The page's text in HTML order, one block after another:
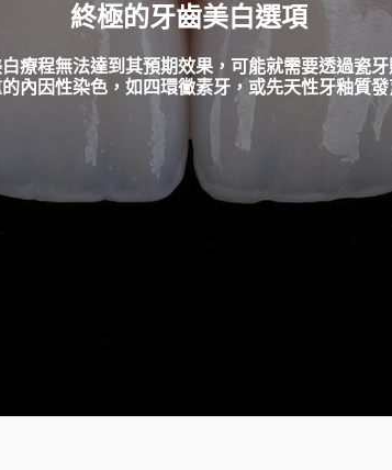
終極的牙齒美白選項
療程無法達到其預期效果，可能就需要透過瓷
內因性染色，如四環黴素牙，或先天性牙釉質